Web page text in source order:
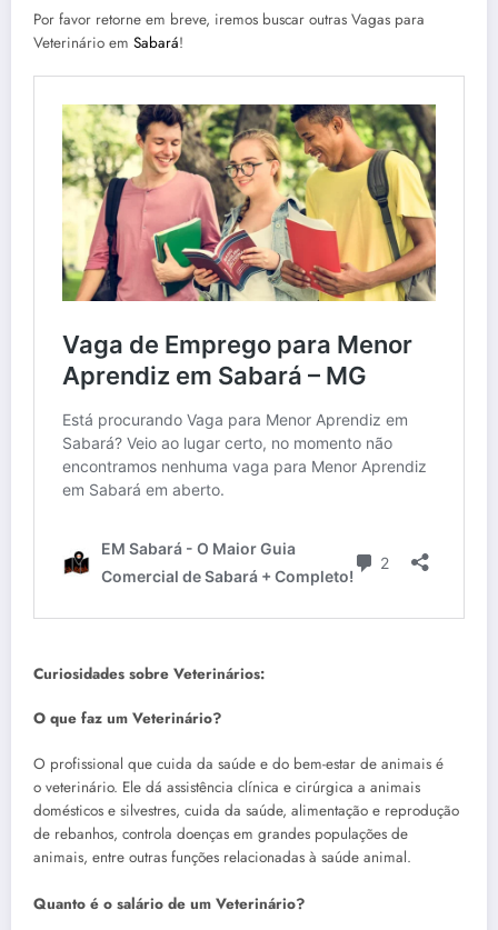
Por favor retorne em breve, iremos buscar outras Vagas para
Veterinário em Sabará!
Curiosidades sobre Veterinários:
O que faz um Veterinário?
O profissional que cuida da saúde e do bem-estar de animais é
o veterinário. Ele dá assistência clínica e cirúrgica a animais
domésticos e silvestres, cuida da saúde, alimentação e reprodução
de rebanhos, controla doenças em grandes populações de
animais, entre outras funções relacionadas à saúde animal.
Quanto é o salário de um Veterinário?